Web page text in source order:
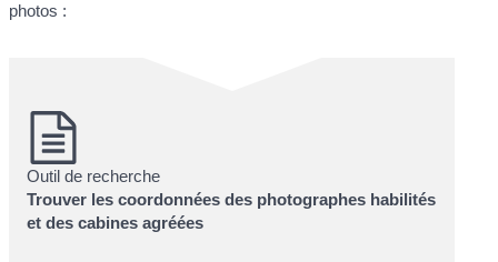
photos :
Outil de recherche
Trouver les coordonnées des photographes habilités
et des cabines agréées